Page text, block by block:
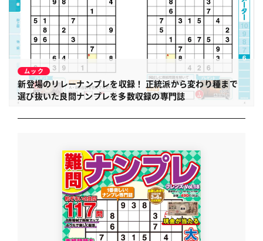
ムック
新登場のリレーナンプレを収録！ 正統派から変わり種まで
選び抜いた良問ナンプレを多数収録の専門誌